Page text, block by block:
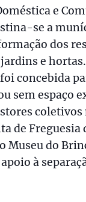
e
se a
dos
e hortas.
concebida
sem espaço
coletivos
de Freguesia
Museu do
à